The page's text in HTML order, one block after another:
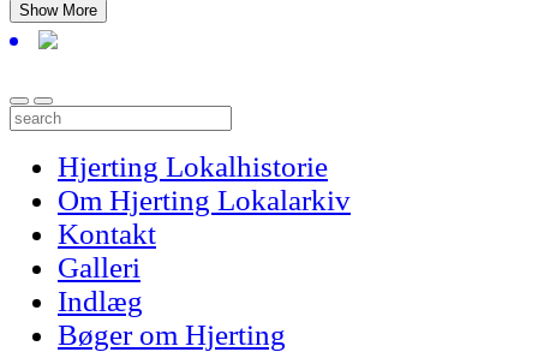
Show More
Hjerting Lokalhistorie
Om Hjerting Lokalarkiv
Kontakt
Galleri
Indlæg
Bøger om Hjerting